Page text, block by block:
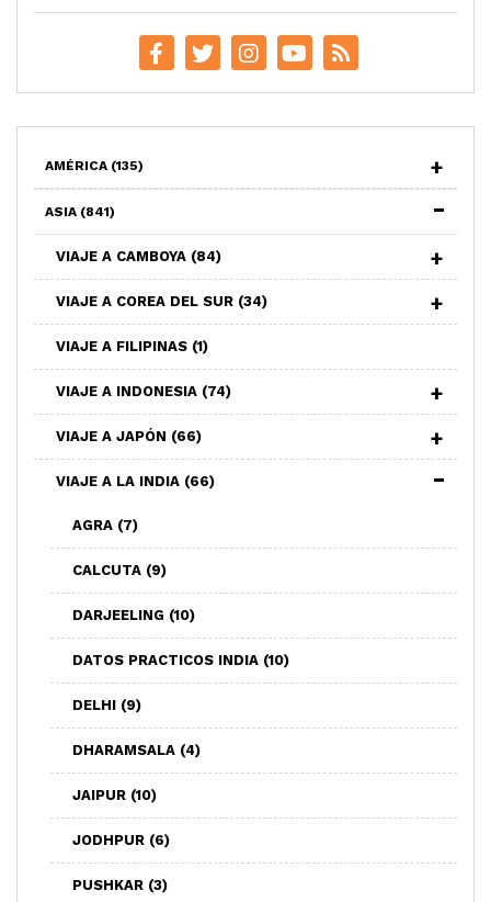
AMÉRICA (135)
ASIA (841)
VIAJE A CAMBOYA (84)
VIAJE A COREA DEL SUR (34)
VIAJE A FILIPINAS (1)
VIAJE A INDONESIA (74)
VIAJE A JAPÓN (66)
VIAJE A LA INDIA (66)
AGRA (7)
CALCUTA (9)
DARJEELING (10)
DATOS PRACTICOS INDIA (10)
DELHI (9)
DHARAMSALA (4)
JAIPUR (10)
JODHPUR (6)
PUSHKAR (3)